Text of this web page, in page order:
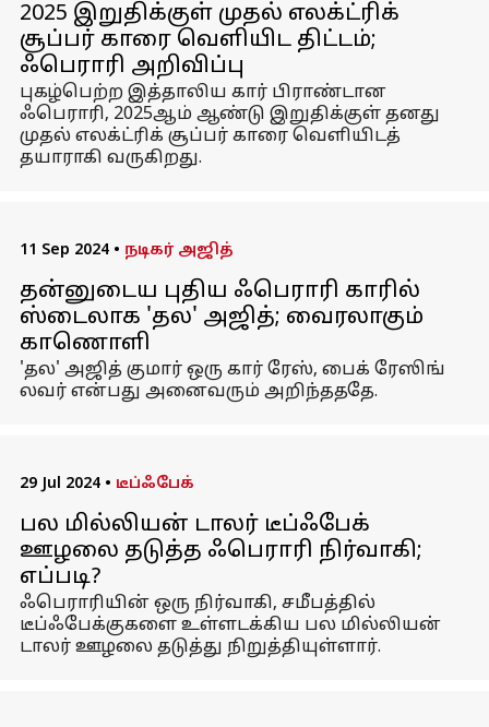
2025 இறுதிக்குள் முதல் எலக்ட்ரிக்
சூப்பர் காரை வெளியிட திட்டம்;
ஃபெராரி அறிவிப்பு
புகழ்பெற்ற இத்தாலிய கார் பிராண்டான
ஃபெராரி, 2025ஆம் ஆண்டு இறுதிக்குள் தனது
முதல் எலக்ட்ரிக் சூப்பர் காரை வெளியிடத்
தயாராகி வருகிறது.
11 Sep 2024 • நடிகர் அஜித்
தன்னுடைய புதிய ஃபெராரி காரில்
ஸ்டைலாக 'தல' அஜித்; வைரலாகும்
காணொளி
'தல' அஜித் குமார் ஒரு கார் ரேஸ், பைக் ரேஸிங்
லவர் என்பது அனைவரும் அறிந்தததே.
29 Jul 2024 • டீப்ஃபேக்
பல மில்லியன் டாலர் டீப்ஃபேக்
ஊழலை தடுத்த ஃபெராரி நிர்வாகி;
எப்படி?
ஃபெராரியின் ஒரு நிர்வாகி, சமீபத்தில்
டீப்ஃபேக்குகளை உள்ளடக்கிய பல மில்லியன்
டாலர் ஊழலை தடுத்து நிறுத்தியுள்ளார்.